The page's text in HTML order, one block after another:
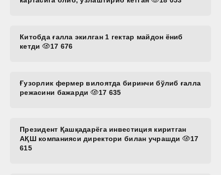
Китобда ғалла экилган 1 гектар майдон ёниб
кетди
17 676
Ғузорлик фермер вилоятда биринчи бўлиб ғалла
режасини бажарди
17 635
Президент Қашқадарёга инвестиция киритган
АҚШ компанияси директори билан учрашди
17
615